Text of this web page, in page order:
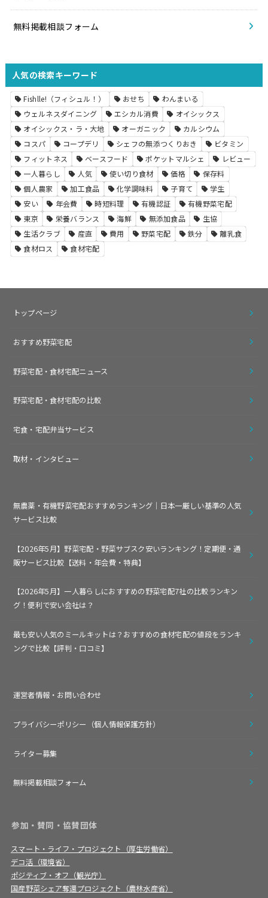
無料掲載相談フォーム
人気の検索キーワード
Fishlle!（フィシュル！） おせち
わんまいる
ウェルネスダイニング
エシカル消費
オイシックス
オイシックス・ラ・大地
オーガニック
カルシウム
コスパ
コープデリ シェフの無添つくりおき
ビタミン
フィットネス
ベースフード ポケットマルシェ
レビュー
一人暮らし
人気 使い切り食材 価格
保存料
個人農家
加工食品 化学調味料 子育て
学生
安い
年会費 時短料理 有機認証
有機野菜宅配
東京
栄養バランス 海鮮 無添加食品
生協
生活クラブ
産直 費用 野菜宅配 鉄分
離乳食
食材ロス
食材宅配
トップページ
おすすめ野菜宅配
野菜宅配・食材宅配ニュース
野菜宅配・食材宅配の比較
宅食・宅配弁当サービス
取材・インタビュー
無農薬・有機野菜宅配おすすめランキング｜日本一厳しい基準の人気
サービス比較
【2026年5月】野菜宅配・野菜サブスク安いランキング！定期便・通
販サービス比較【送料・年会費・特典】
【2026年5月】一人暮らしにおすすめの野菜宅配7社の比較ランキン
グ！便利で安い会社は？
最も安い人気のミールキットは？おすすめの食材宅配の値段をランキ
ングで比較【評判・口コミ】
運営者情報・お問い合わせ
プライバシーポリシー（個人情報保護方針）
ライター募集
無料掲載相談フォーム
参加・賛同・協賛団体
スマート・ライフ・プロジェクト（厚生労働省）
デコ活（環境省）
ポジティブ・オフ（観光庁）
国産野菜シェア奪還プロジェクト（農林水産省）